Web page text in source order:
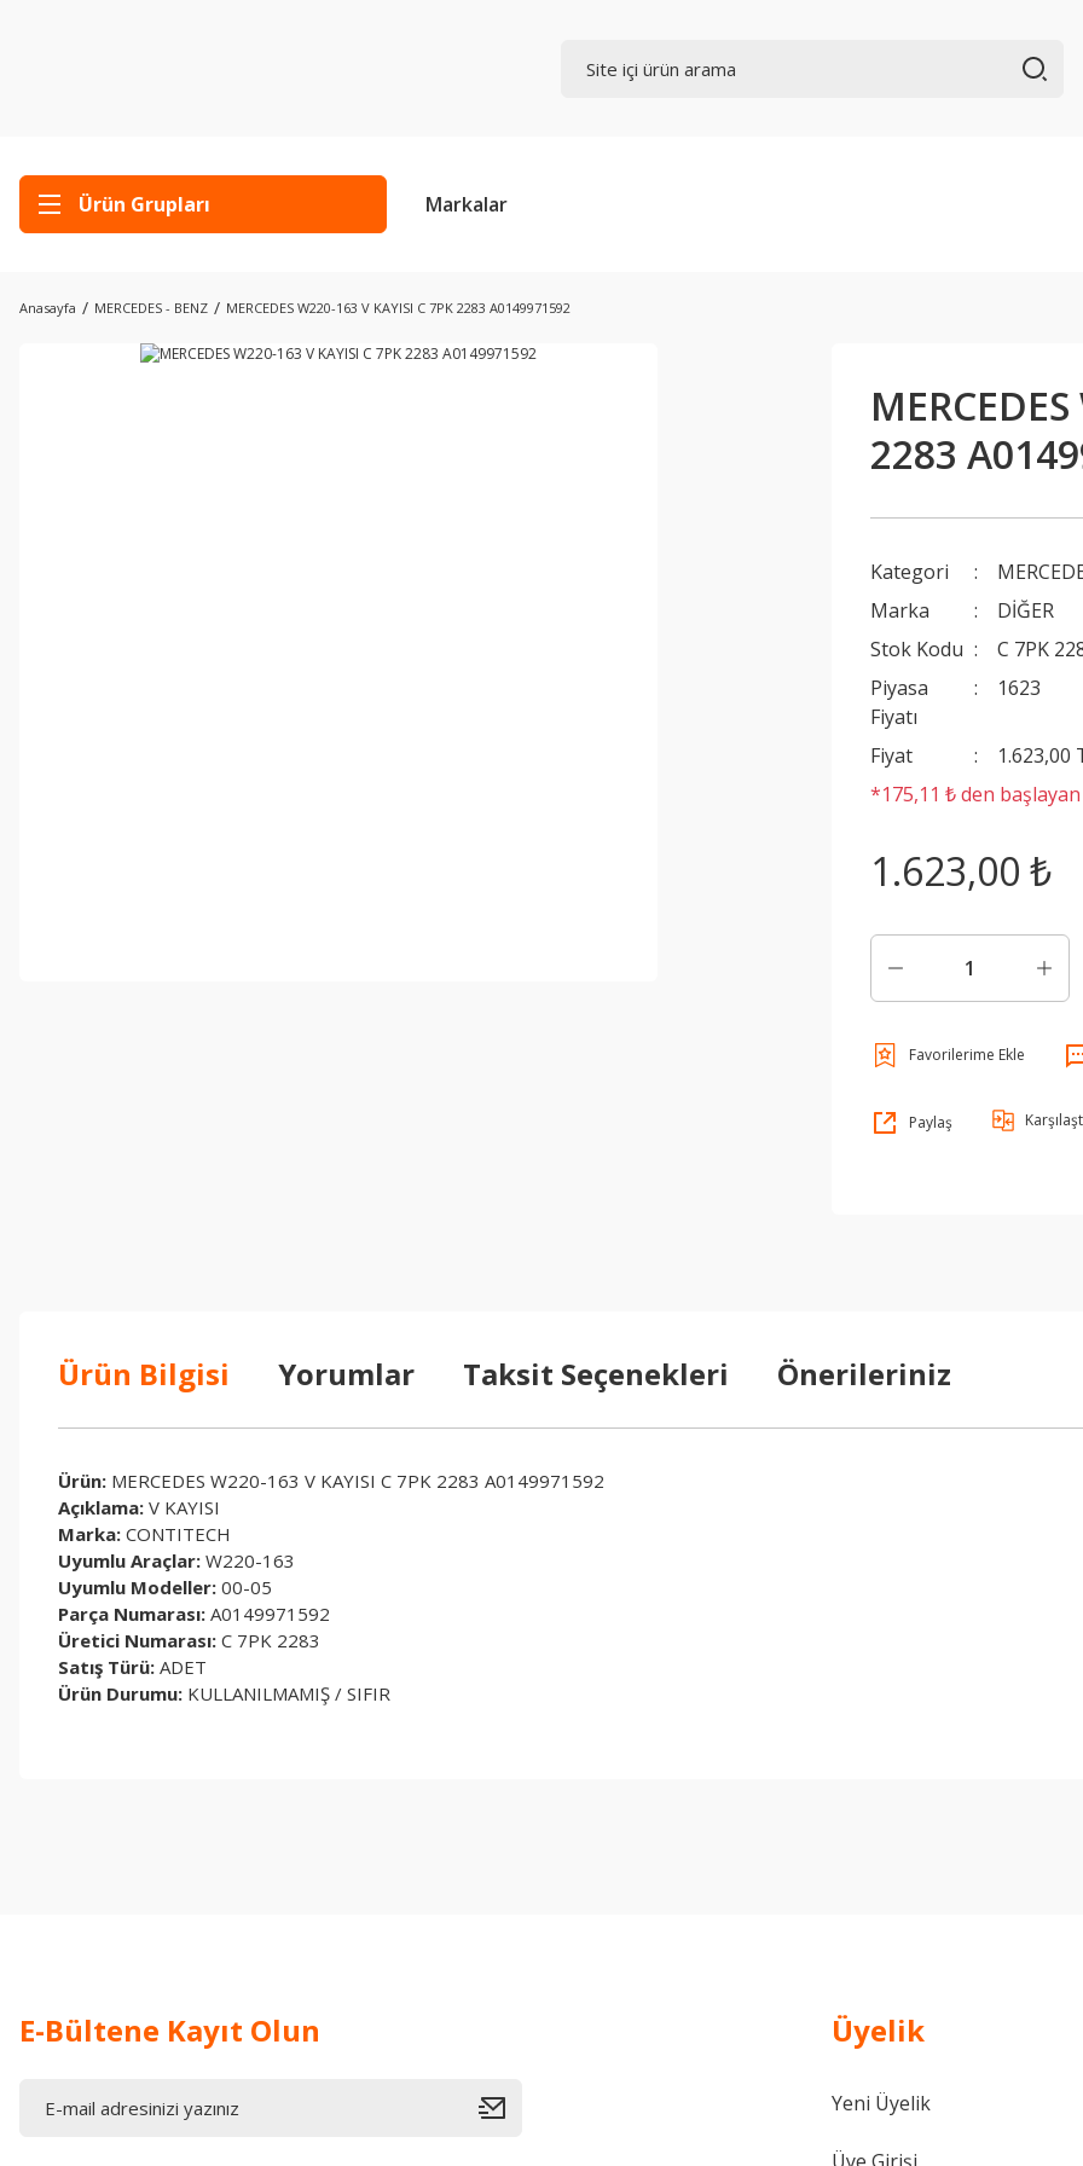
Ürün Grupları Markalar
Anasayfa MERCEDES - BENZ MERCEDES W220-163 V KAYISI C 7PK 2283 A0149971592
2283
Kategori
Marka
DİĞER
Stok Kodu
C 7PK
Piyasa
Fiyatı
1623
Fiyat
1.623,00
*175,11 ₺ den
1.623,00 ₺
Paylaş
Ürün Bilgisi Yorumlar Taksit Seçenekleri Önerileriniz
Ürün: MERCEDES W220-163 V KAYISI C 7PK 2283 A0149971592
Açıklama: V KAYISI
Marka: CONTITECH
Uyumlu Araçlar: W220-163
Uyumlu Modeller: 00-05
Parça Numarası: A0149971592
Üretici Numarası: C 7PK 2283
Satış Türü: ADET
Ürün Durumu: KULLANILMAMIŞ / SIFIR
E-Bültene Kayıt Olun Üyelik
Yeni Üyelik